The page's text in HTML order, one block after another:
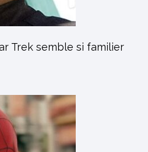
Trek semble si familier